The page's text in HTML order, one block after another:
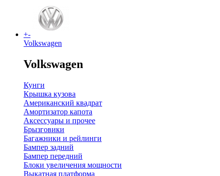
+-
Volkswagen
Volkswagen
Кунги
Крышка кузова
Американский квадрат
Амортизатор капота
Аксессуары и прочее
Брызговики
Багажники и рейлинги
Бампер задний
Бампер передний
Блоки увеличения мощности
Выкатная платформа